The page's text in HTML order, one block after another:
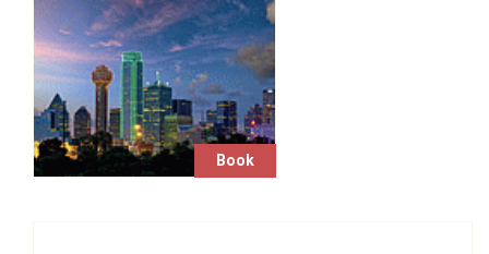
Book